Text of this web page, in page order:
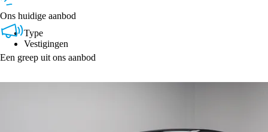
Type
Vestigingen
Ons huidige aanbod
Een greep uit ons aanbod